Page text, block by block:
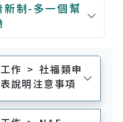
制-多一個幫
作 > 社福類申
說明注意事項